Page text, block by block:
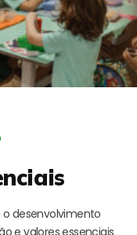
desenvolvimento
e valores essenciais